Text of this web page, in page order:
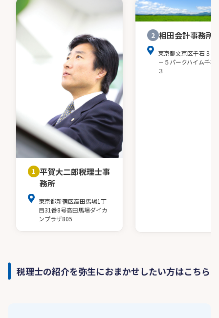
1 平賀大二郎税理士事
務所
東京都新宿区高田馬場1丁
目31番8号高田馬場ダイカ
ンプラザ805
2 相田会計事務所
東京都文京区千石３－
－５パークハイム千石
３
税理士の紹介を弥生におまかせしたい方はこちら